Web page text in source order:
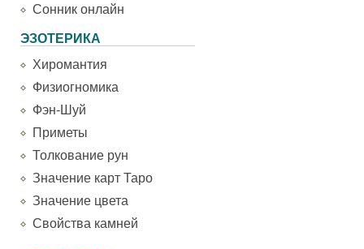
Сонник онлайн
ЭЗОТЕРИКА
Хиромантия
Физиогномика
Фэн-Шуй
Приметы
Толкование рун
Значение карт Таро
Значение цвета
Свойства камней